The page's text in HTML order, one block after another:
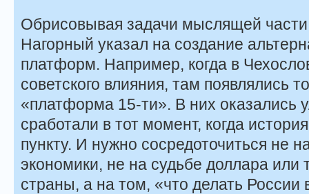
Обрисовывая задачи мыслящей
Нагорный указал на создание
платформ. Например, когда в
советского влияния, там появлялись
«платформа 15-ти». В них оказались
сработали в тот момент, когда
пункту. И нужно сосредоточиться не
экономики, не на судьбе доллара или
страны, а на том, «что делать